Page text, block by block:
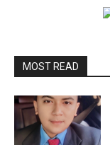
MOST READ